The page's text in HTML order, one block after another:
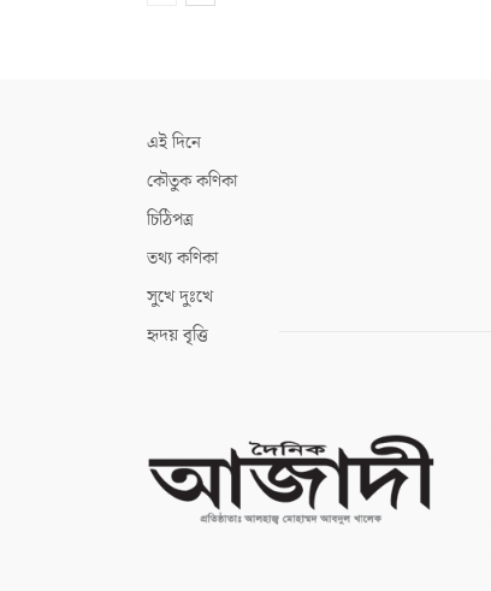
এই দিনে
কৌতুক কণিকা
চিঠিপত্র
তথ্য কণিকা
সুখে দুঃখে
হৃদয় বৃত্তি